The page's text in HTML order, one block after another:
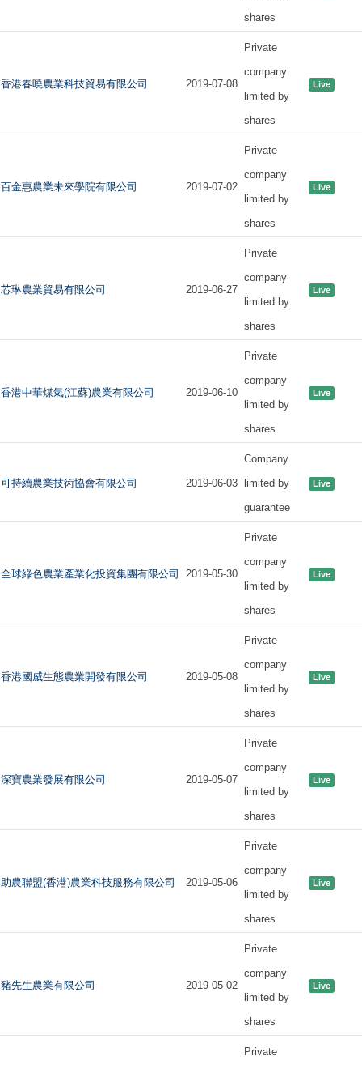
shares
香港春曉農業科技貿易有限公司 2019-07-08
Private
company
limited by
shares
Live
百金惠農業未來學院有限公司 2019-07-02
Private
company
limited by
shares
Live
芯琳農業貿易有限公司 2019-06-27
Private
company
limited by
shares
Live
香港中華煤氣(江蘇)農業有限公司 2019-06-10
Private
company
limited by
shares
Live
可持續農業技術協會有限公司 2019-06-03
Company
limited by
guarantee
Live
全球綠色農業產業化投資集團有限公司 2019-05-30
Private
company
limited by
shares
Live
香港國威生態農業開發有限公司 2019-05-08
Private
company
limited by
shares
Live
深寶農業發展有限公司 2019-05-07
Private
company
limited by
shares
Live
助農聯盟(香港)農業科技服務有限公司 2019-05-06
Private
company
limited by
shares
Live
豬先生農業有限公司 2019-05-02
Private
company
limited by
shares
Live
Private